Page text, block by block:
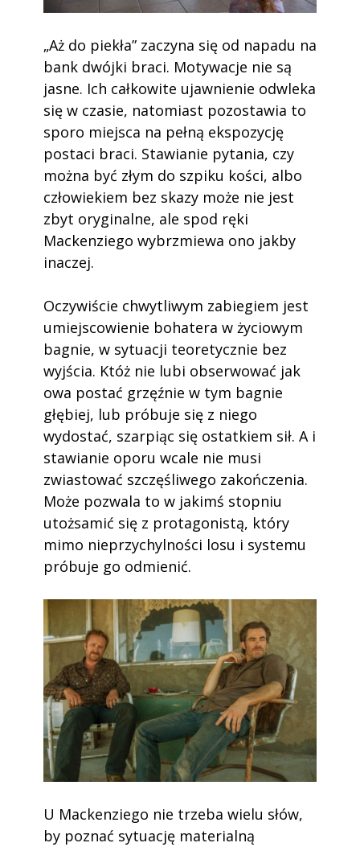
„Aż do piekła” zaczyna się od napadu na
bank dwójki braci. Motywacje nie są
jasne. Ich całkowite ujawnienie odwleka
się w czasie, natomiast pozostawia to
sporo miejsca na pełną ekspozycję
postaci braci. Stawianie pytania, czy
można być złym do szpiku kości, albo
człowiekiem bez skazy może nie jest
zbyt oryginalne, ale spod ręki
Mackenziego wybrzmiewa ono jakby
inaczej.
Oczywiście chwytliwym zabiegiem jest
umiejscowienie bohatera w życiowym
bagnie, w sytuacji teoretycznie bez
wyjścia. Któż nie lubi obserwować jak
owa postać grzęźnie w tym bagnie
głębiej, lub próbuje się z niego
wydostać, szarpiąc się ostatkiem sił. A i
stawianie oporu wcale nie musi
zwiastować szczęśliwego zakończenia.
Może pozwala to w jakimś stopniu
utożsamić się z protagonistą, który
mimo nieprzychylności losu i systemu
próbuje go odmienić.
U Mackenziego nie trzeba wielu słów,
by poznać sytuację materialną